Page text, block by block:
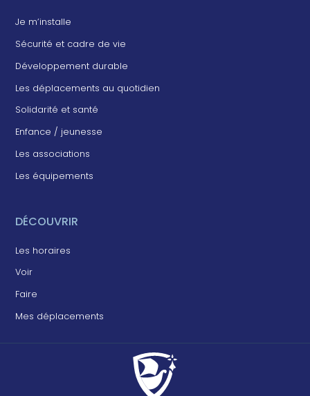
Je m’installe
Sécurité et cadre de vie
Développement durable
Les déplacements au quotidien
Solidarité et santé
Enfance / jeunesse
Les associations
Les équipements
DÉCOUVRIR
Les horaires
Voir
Faire
Mes déplacements